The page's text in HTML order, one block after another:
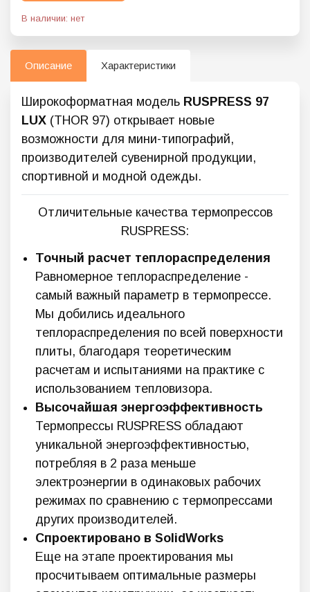
В наличии: нет
Описание Характеристики
Широкоформатная модель RUSPRESS 97
LUX (THOR 97) открывает новые
возможности для мини-типографий,
производителей сувенирной продукции,
спортивной и модной одежды.
Отличительные качества термопрессов
RUSPRESS:
Точный расчет теплораспределения
Равномерное теплораспределение -
самый важный параметр в термопрессе.
Мы добились идеального
теплораспределения по всей поверхности
плиты, благодаря теоретическим
расчетам и испытаниями на практике с
использованием тепловизора.
Высочайшая энергоэффективность
Термопрессы RUSPRESS обладают
уникальной энергоэффективностью,
потребляя в 2 раза меньше
электроэнергии в одинаковых рабочих
режимах по сравнению с термопрессами
других производителей.
Спроектировано в SolidWorks
Еще на этапе проектирования мы
просчитываем оптимальные размеры